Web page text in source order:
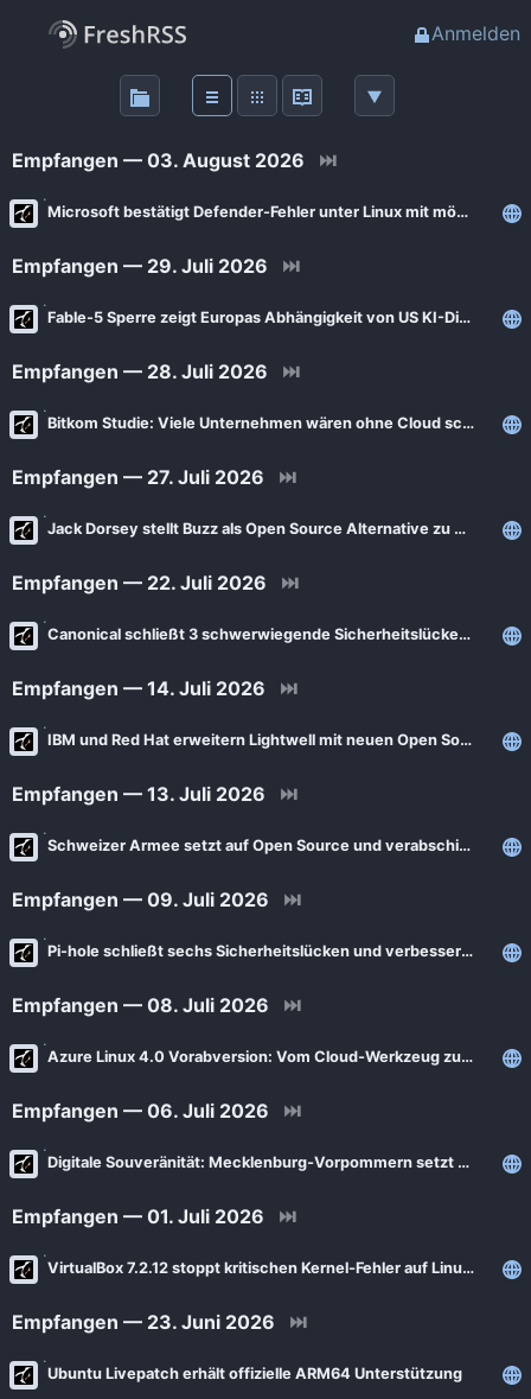
Anmelden
Haupt-Feeds
Wichtige Feeds
Favoriten (0)
Meine Labels
Blogs
AdminForge
BITblokes
CANOX.NET
Do-FOSS
Got tty
ITrig
Koflers Blog
Linux Guides
Soeren-Hentzschel.at
VNotes
ComputerBase
FSFE News
Heise Open Source
Linux-Magazin
LinuxCommunity
MichlFranken
OSB Alliance
Pro-Linux News
Empfangen — 03. August 2026 ⏭
Microsoft bestätigt Defender-Fehler unter Linux mit möglichen Sicherheitsfolgen
Empfangen — 29. Juli 2026 ⏭
Fable-5 Sperre zeigt Europas Abhängigkeit von US KI-Diensten
Empfangen — 28. Juli 2026 ⏭
Bitkom Studie: Viele Unternehmen wären ohne Cloud schnell handlungsunfähig
Empfangen — 27. Juli 2026 ⏭
Jack Dorsey stellt Buzz als Open Source Alternative zu Slack vor
Empfangen — 22. Juli 2026 ⏭
Canonical schließt 3 schwerwiegende Sicherheitslücken in Snap
Empfangen — 14. Juli 2026 ⏭
IBM und Red Hat erweitern Lightwell mit neuen Open Source Sicherheitsdiensten
Empfangen — 13. Juli 2026 ⏭
Schweizer Armee setzt auf Open Source und verabschiedet sich von Microsoft
Empfangen — 09. Juli 2026 ⏭
Pi-hole schließt sechs Sicherheitslücken und verbessert die Netzwerkverwaltung
Empfangen — 08. Juli 2026 ⏭
Azure Linux 4.0 Vorabversion: Vom Cloud‑Werkzeug zum eigenen Server‑System
Empfangen — 06. Juli 2026 ⏭
Digitale Souveränität: Mecklenburg‑Vorpommern setzt auf eigene Nextcloud‑Plattform
Empfangen — 01. Juli 2026 ⏭
VirtualBox 7.2.12 stoppt kritischen Kernel‑Fehler auf Linux‑Systemen
Empfangen — 23. Juni 2026 ⏭
Ubuntu Livepatch erhält offizielle ARM64 Unterstützung